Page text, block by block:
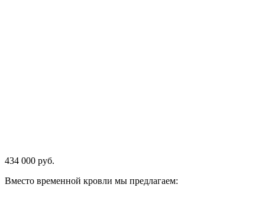
434 000 руб.
Вместо временной кровли мы предлагаем: